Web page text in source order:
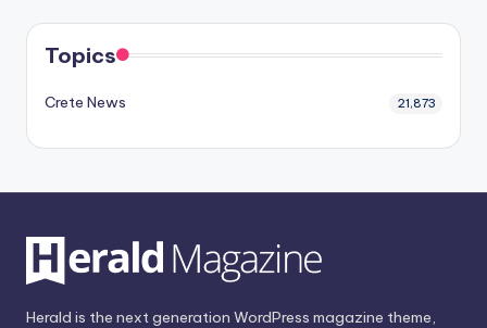
Topics
Crete News 21,873
Herald is the next generation WordPress magazine theme,